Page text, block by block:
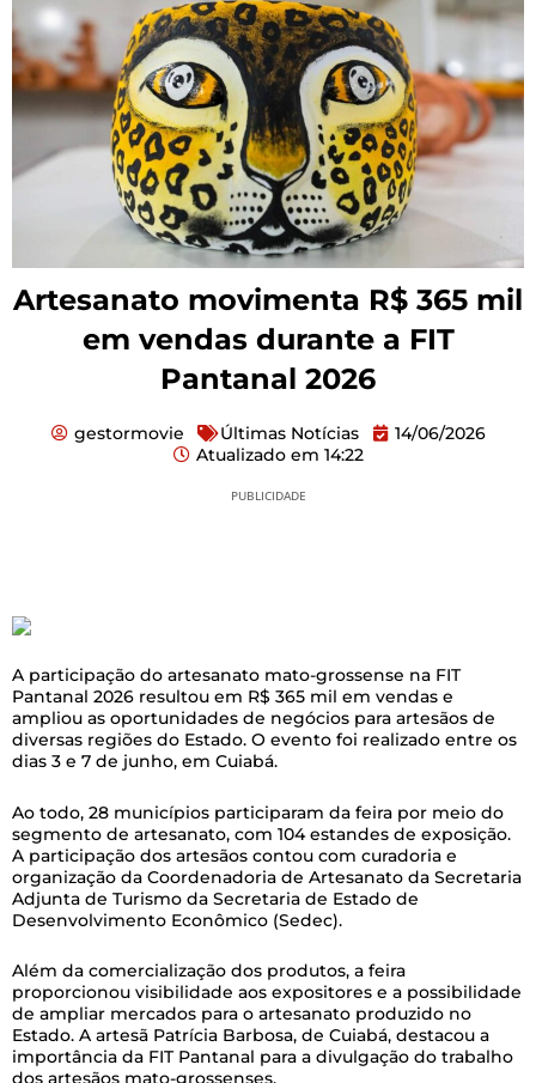
Artesanato movimenta R$ 365 mil
em vendas durante a FIT
Pantanal 2026
gestormovie Últimas Notícias
14/06/2026
Atualizado em 14:22
PUBLICIDADE
A participação do artesanato mato-grossense na FIT
Pantanal 2026 resultou em R$ 365 mil em vendas e
ampliou as oportunidades de negócios para artesãos de
diversas regiões do Estado. O evento foi realizado entre os
dias 3 e 7 de junho, em Cuiabá.
Ao todo, 28 municípios participaram da feira por meio do
segmento de artesanato, com 104 estandes de exposição.
A participação dos artesãos contou com curadoria e
organização da Coordenadoria de Artesanato da Secretaria
Adjunta de Turismo da Secretaria de Estado de
Desenvolvimento Econômico (Sedec).
Além da comercialização dos produtos, a feira
proporcionou visibilidade aos expositores e a possibilidade
de ampliar mercados para o artesanato produzido no
Estado. A artesã Patrícia Barbosa, de Cuiabá, destacou a
importância da FIT Pantanal para a divulgação do trabalho
dos artesãos mato-grossenses.